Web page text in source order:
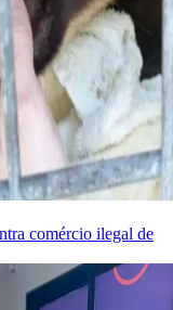
comércio ilegal de